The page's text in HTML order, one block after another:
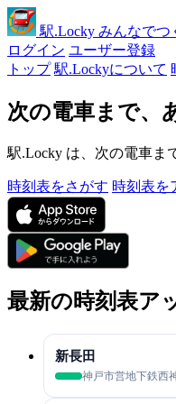
駅.Locky みんなでつ
ログイン ユーザー登録
トップ 駅.Lockyについて
次の電車まで、
駅.Locky は、次の電車ま
時刻表をさがす 時刻表を
最新の時刻表ア
新長田
神戸市営地下鉄西